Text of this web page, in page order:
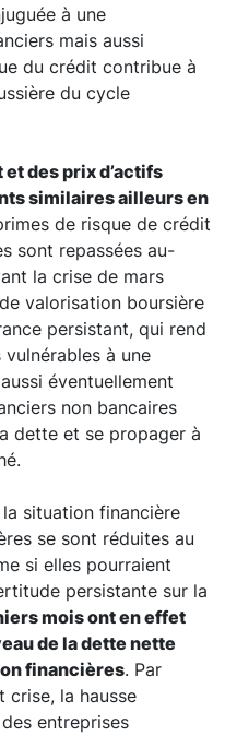
à une
mais aussi
du crédit contribue à
du cycle
des prix d’actifs
similaires ailleurs en
de risque de crédit
sont repassées au-
la crise de mars
valorisation boursière
persistant, qui rend
vulnérables à une
éventuellement
non bancaires
dette et se propager à
situation financière
se sont réduites au
si elles pourraient
persistante sur la
mois ont en effet
de la dette nette
financières. Par
crise, la hausse
entreprises